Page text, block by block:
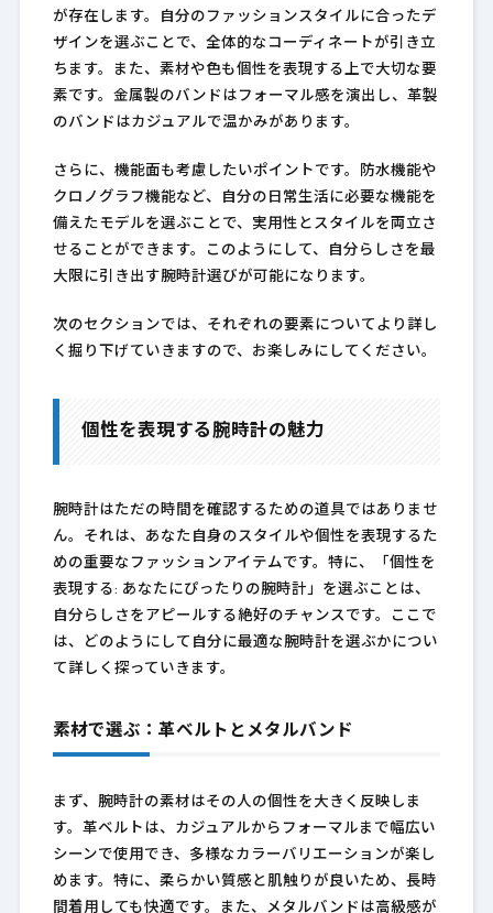
が存在します。自分のファッションスタイルに合ったデ
ザインを選ぶことで、全体的なコーディネートが引き立
ちます。また、素材や色も個性を表現する上で大切な要
素です。金属製のバンドはフォーマル感を演出し、革製
のバンドはカジュアルで温かみがあります。
さらに、機能面も考慮したいポイントです。防水機能や
クロノグラフ機能など、自分の日常生活に必要な機能を
備えたモデルを選ぶことで、実用性とスタイルを両立さ
せることができます。このようにして、自分らしさを最
大限に引き出す腕時計選びが可能になります。
次のセクションでは、それぞれの要素についてより詳し
く掘り下げていきますので、お楽しみにしてください。
個性を表現する腕時計の魅力
腕時計はただの時間を確認するための道具ではありませ
ん。それは、あなた自身のスタイルや個性を表現するた
めの重要なファッションアイテムです。特に、「個性を
表現する: あなたにぴったりの腕時計」を選ぶことは、
自分らしさをアピールする絶好のチャンスです。ここで
は、どのようにして自分に最適な腕時計を選ぶかについ
て詳しく探っていきます。
素材で選ぶ：革ベルトとメタルバンド
まず、腕時計の素材はその人の個性を大きく反映しま
す。革ベルトは、カジュアルからフォーマルまで幅広い
シーンで使用でき、多様なカラーバリエーションが楽し
めます。特に、柔らかい質感と肌触りが良いため、長時
間着用しても快適です。また、メタルバンドは高級感が